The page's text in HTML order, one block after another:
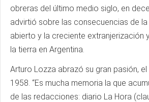
obreras del último medio siglo, en
advirtió sobre las consecuencias de
abierto y la creciente extranjerización
la tierra en Argentina.
Arturo Lozza abrazó su gran pasión,
1958. “Es mucha memoria la que
de las redacciones: diario La Hora